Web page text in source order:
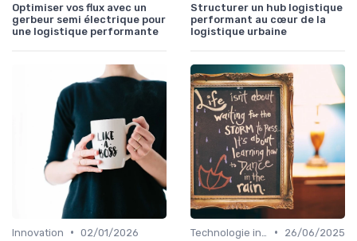
Optimiser vos flux avec un
gerbeur semi électrique pour
une logistique performante
Structurer un hub logistique
performant au cœur de la
logistique urbaine
Innovation • 02/01/2026
•
26/06/2025